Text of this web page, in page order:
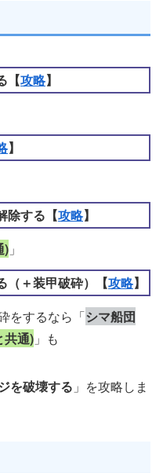
【攻略】
】
除する【攻略】
) 」
（＋装甲破砕）【攻略】
をするなら「シマ船団
共通) 」も
を破壊する 」を攻略しま